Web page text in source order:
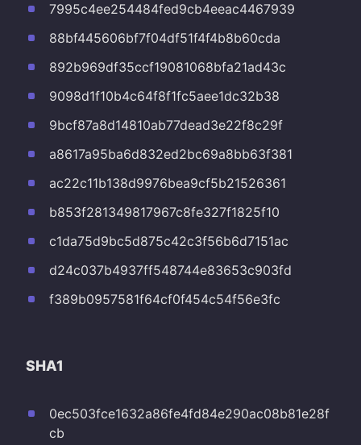
7995c4ee254484fed9cb4eeac4467939
88bf445606bf7f04df51f4f4b8b60cda
892b969df35ccf19081068bfa21ad43c
9098d1f10b4c64f8f1fc5aee1dc32b38
9bcf87a8d14810ab77dead3e22f8c29f
a8617a95ba6d832ed2bc69a8bb63f381
ac22c11b138d9976bea9cf5b21526361
b853f281349817967c8fe327f1825f10
c1da75d9bc5d875c42c3f56b6d7151ac
d24c037b4937ff548744e83653c903fd
f389b0957581f64cf0f454c54f56e3fc
SHA1
0ec503fce1632a86fe4fd84e290ac08b81e28f
cb